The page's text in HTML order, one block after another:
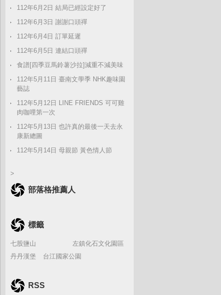
112年6月2日 結局已經設定好了
112年6月3日 謝謝口頭禪
112年6月4日 訂單延遲
112年6月5日 連結口頭禪
食譜[四季豆馬鈴薯沙拉]減重不減美味
112年5月11日 臺南文學季 NHK趣味園
藝誌
112年5月12日 LINE FRIENDS 可可雞
肉咖哩第一次
112年5月13日 也許真的最後一天去永
康新總圖
112年5月14日 母親節 黃色情人節
>
部落格推薦人
標籤
七股鹽山
左鎮化石文化園區
丹丹漢堡
台江國家公園
RSS